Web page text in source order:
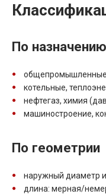
По назначению
общепромышленные
котельные,
нефтегаз, химия
машиностроение,
По геометрии
наружный диаметр
длина: мерная/